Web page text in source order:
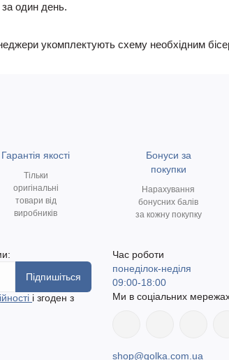
один день.
укомплектують схему необхідним
Гарантія якості
Тільки
оригінальні
товари від
виробників
Бонуси за
покупки
Нарахування
бонусних балів
за кожну покупку
Підпишіться
і згоден з
Час роботи
понеділок-неділя
09:00-18:00
Ми в соціальних
shop@golka.com.ua